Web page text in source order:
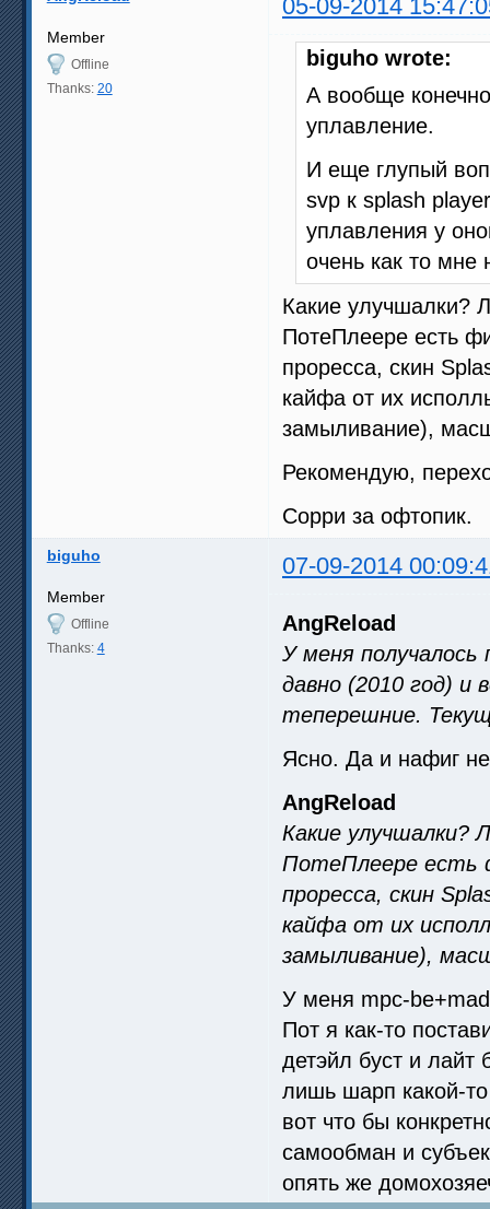
05-09-2014
Member
Offline
Thanks: 20
biguho wrote:
А вообще
уплавление.
И еще глупый
svp к splash
уплавления у
очень как то мне
Какие улучшалки?
ПотеПлеере есть
проресса, скин
кайфа от их
замыливание),
Рекомендую,
Сорри за офтопик.
biguho 07-09-2014
Member
Offline
Thanks: 4
AngReload
У меня получалось
давно (2010 год) и
теперешние.
Ясно. Да и нафиг
AngReload
Какие улучшалки?
ПотеПлеере есть
проресса, скин
кайфа от их
замыливание),
У меня mpc-
Пот я как-то
детэйл буст и лайт
лишь шарп какой-
вот что бы
самообман и
опять же